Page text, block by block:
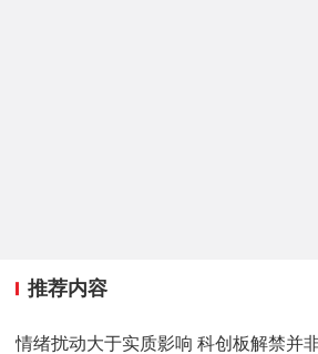
推荐内容
情绪扰动大于实质影响 科创板解禁并